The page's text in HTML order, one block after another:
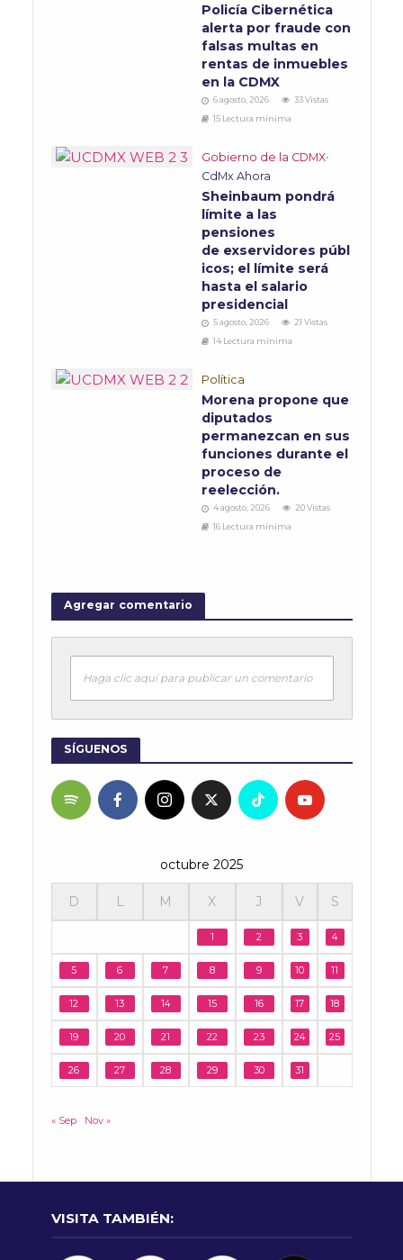
Policía Cibernética
alerta por fraude con
falsas multas en
rentas de inmuebles
en la CDMX
6 agosto, 2026
33 Vistas
15 Lectura mínima
Gobierno de la CDMX•
CdMx Ahora
Sheinbaum pondrá
límite a las
pensiones
de exservidores públ
icos; el límite será
hasta el salario
presidencial
5 agosto, 2026
21 Vistas
14 Lectura mínima
Política
Morena propone que
diputados
permanezcan en sus
funciones durante el
proceso de
reelección.
4 agosto, 2026
20 Vistas
16 Lectura mínima
Agregar comentario
Haga clic aquí para publicar un comentario
SÍGUENOS
octubre 2025
D L M X J V S
1 2 3 4
5 6 7 8 9 10 11
12 13 14 15 16 17 18
19 20 21 22 23 24 25
26 27 28 29 30 31
« Sep Nov »
VISITA TAMBIÉN: